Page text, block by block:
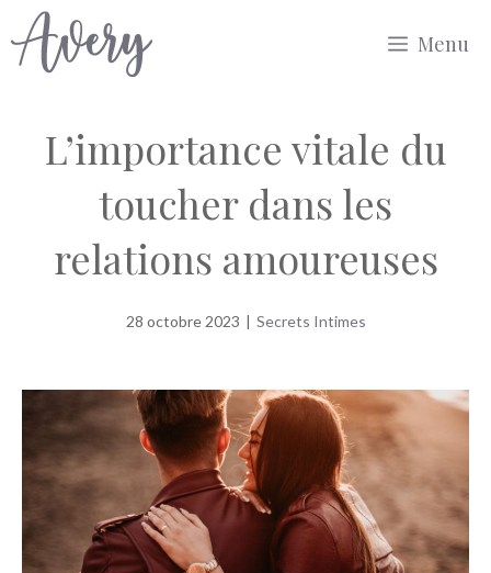
Aller
au
Menu
L’importance vitale du
toucher dans les
relations amoureuses
28 octobre 2023 | Secrets Intimes